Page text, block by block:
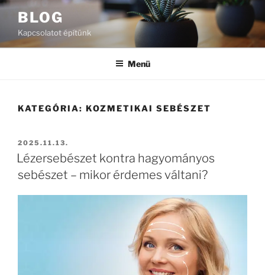
Tartalomhoz
BLOG
Kapcsolatot építünk
Menü
KATEGÓRIA: KOZMETIKAI SEBÉSZET
BEKÜLDVE:
2025.11.13.
Lézersebészet kontra hagyományos
sebészet – mikor érdemes váltani?